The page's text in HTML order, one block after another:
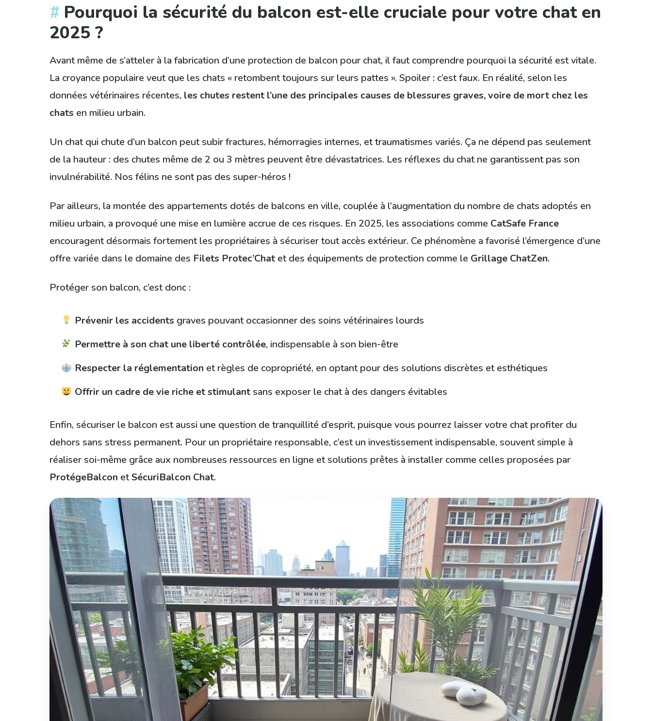
Pourquoi la sécurité du balcon est-elle cruciale pour votre chat en
2025 ?
Avant même de s’atteler à la fabrication d’une protection de balcon pour chat, il faut comprendre pourquoi la sécurité est vitale.
La croyance populaire veut que les chats « retombent toujours sur leurs pattes ». Spoiler : c’est faux. En réalité, selon les
données vétérinaires récentes, les chutes restent l’une des principales causes de blessures graves, voire de mort chez les
chats en milieu urbain.
Un chat qui chute d’un balcon peut subir fractures, hémorragies internes, et traumatismes variés. Ça ne dépend pas seulement
de la hauteur : des chutes même de 2 ou 3 mètres peuvent être dévastatrices. Les réflexes du chat ne garantissent pas son
invulnérabilité. Nos félins ne sont pas des super-héros !
Par ailleurs, la montée des appartements dotés de balcons en ville, couplée à l’augmentation du nombre de chats adoptés en
milieu urbain, a provoqué une mise en lumière accrue de ces risques. En 2025, les associations comme CatSafe France
encouragent désormais fortement les propriétaires à sécuriser tout accès extérieur. Ce phénomène a favorisé l’émergence d’une
offre variée dans le domaine des Filets Protec’Chat et des équipements de protection comme le Grillage ChatZen.
Protéger son balcon, c’est donc :
Prévenir les accidents graves pouvant occasionner des soins vétérinaires lourds
Permettre à son chat une liberté contrôlée, indispensable à son bien-être
Respecter la réglementation et règles de copropriété, en optant pour des solutions discrètes et esthétiques
Offrir un cadre de vie riche et stimulantsans exposer le chat à des dangers évitables
Enfin, sécuriser le balcon est aussi une question de tranquillité d’esprit, puisque vous pourrez laisser votre chat profiter du
dehors sans stress permanent. Pour un propriétaire responsable, c’est un investissement indispensable, souvent simple à
réaliser soi-même grâce aux nombreuses ressources en ligne et solutions prêtes à installer comme celles proposées par
ProtégeBalcon etSécuriBalcon Chat.